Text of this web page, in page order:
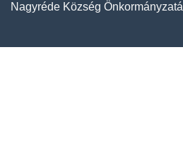
Nagyréde Község